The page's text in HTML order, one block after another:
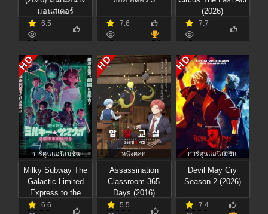
มอนสเตอร์
6.5 7.6
(2026)
7.7
HD
การ์ตูนแอนิเมชัน
Milky Subway The
Galactic Limited
Express to the
Theater (2026) มิลกี้
6.6
HD
หนังตลก
Assassination
Classroom 365
Days (2016)
ห้องเรียนลอบสังหาร
5.5
HD
การ์ตูนแอนิเมชัน
Devil May Cry
Season 2 (2026)
7.4